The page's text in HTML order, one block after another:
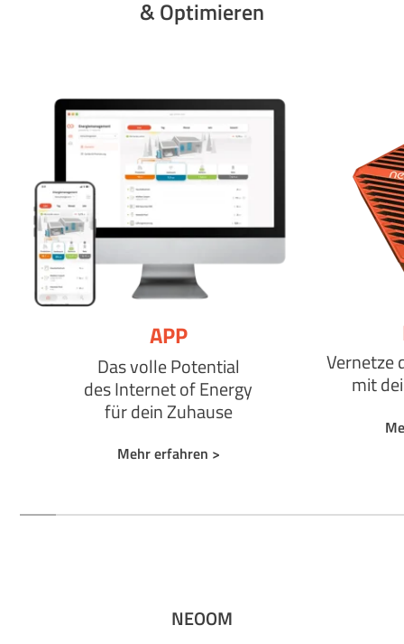
& Optimieren
APP
Das volle Potential
des Internet of Energy
für dein Zuhause
Mehr erfahren >
Vernetze
mit
NEOOM